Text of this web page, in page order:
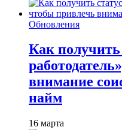
Обновления
Как
внимание
найм
16 марта